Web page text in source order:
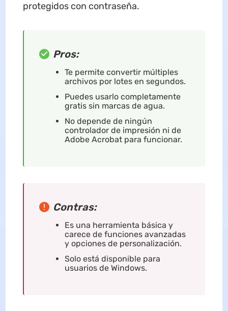
protegidos con contraseña.
Pros:
Te permite convertir múltiples
archivos por lotes en segundos.
Puedes usarlo completamente
gratis sin marcas de agua.
No depende de ningún
controlador de impresión ni de
Adobe Acrobat para funcionar.
Contras:
Es una herramienta básica y
carece de funciones avanzadas
y opciones de personalización.
Solo está disponible para
usuarios de Windows.